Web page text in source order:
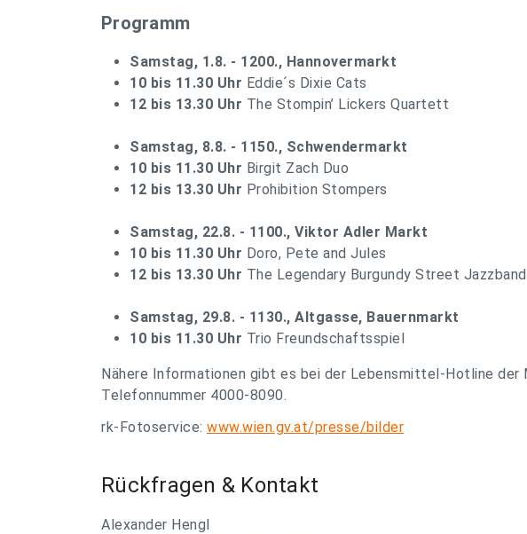
Programm
Samstag, 1.8. - 1200., Hannovermarkt
10 bis 11.30 Uhr Eddie´s Dixie Cats
12 bis 13.30 Uhr The Stompin’ Lickers Quartett
Samstag, 8.8. - 1150., Schwendermarkt
10 bis 11.30 Uhr Birgit Zach Duo
12 bis 13.30 Uhr Prohibition Stompers
Samstag, 22.8. - 1100., Viktor Adler Markt
10 bis 11.30 Uhr Doro, Pete and Jules
12 bis 13.30 Uhr The Legendary Burgundy Street Jazzband
Samstag, 29.8. - 1130., Altgasse, Bauernmarkt
10 bis 11.30 Uhr Trio Freundschaftsspiel
Nähere Informationen gibt es bei der Lebensmittel-Hotline der
Telefonnummer 4000-8090.
rk-Fotoservice: www.wien.gv.at/presse/bilder
Rückfragen & Kontakt
Alexander Hengl